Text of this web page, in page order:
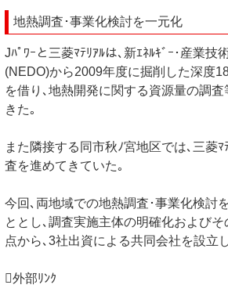
地熱調査･事業化検討を一元化
Jﾊﾟﾜｰと三菱ﾏﾃﾘｱﾙは､新ｴﾈﾙｷﾞｰ･産業技
(NEDO)から2009年度に掘削した深度
を借り､地熱開発に関する資源量の調
きた｡
また隣接する同市秋ﾉ宮地区では､三菱ﾏ
査を進めてきていた｡
今回､両地域での地熱調査･事業化検討
ととし､調査実施主体の明確化および
点から､3社出資による共同会社を設立
外部ﾘﾝｸ